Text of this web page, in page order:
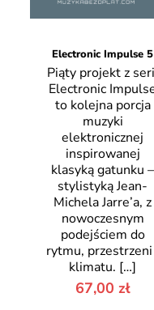
Electronic Impulse 5
Piąty projekt z
Electronic
to kolejna porcja
muzyki
elektronicznej
inspirowanej
klasyką gatunku –
stylistyką Jean-
Michela Jarre’a, z
nowoczesnym
podejściem do
rytmu,
klimatu. […]
67,00 zł